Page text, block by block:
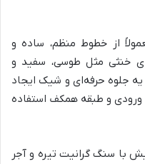
از خطوط منظم، ساده و
خنثی مثل طوسی، سفید و
جلوه حرفه‌ای و شیک ایجاد
و طبقه همکف استفاده
با سنگ گرانیت تیره و آجر